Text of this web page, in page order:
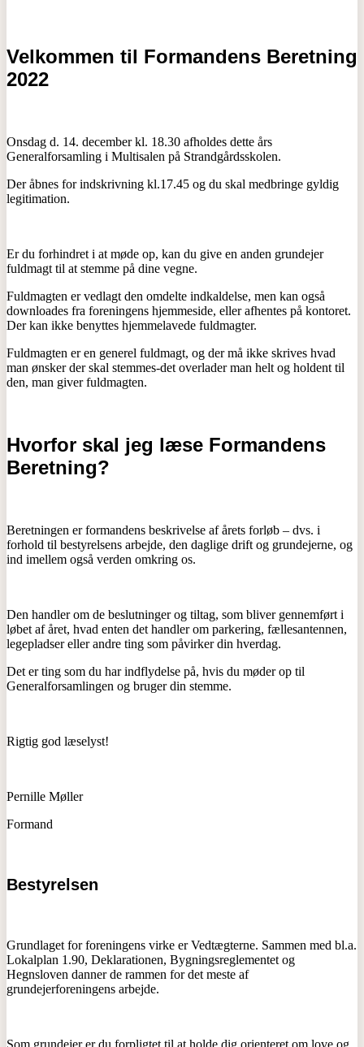
Velkommen til Formandens Beretning
2022
Onsdag d. 14. december kl. 18.30 afholdes dette års
Generalforsamling i Multisalen på Strandgårdsskolen.
Der åbnes for indskrivning kl.17.45 og du skal medbringe gyldig
legitimation.
Er du forhindret i at møde op, kan du give en anden grundejer
fuldmagt til at stemme på dine vegne.
Fuldmagten er vedlagt den omdelte indkaldelse, men kan også
downloades fra foreningens hjemmeside, eller afhentes på kontoret.
Der kan ikke benyttes hjemmelavede fuldmagter.
Fuldmagten er en generel fuldmagt, og der må ikke skrives hvad
man ønsker der skal stemmes-det overlader man helt og holdent til
den, man giver fuldmagten.
Hvorfor skal jeg læse Formandens
Beretning?
Beretningen er formandens beskrivelse af årets forløb – dvs. i
forhold til bestyrelsens arbejde, den daglige drift og grundejerne, og
ind imellem også verden omkring os.
Den handler om de beslutninger og tiltag, som bliver gennemført i
løbet af året, hvad enten det handler om parkering, fællesantennen,
legepladser eller andre ting som påvirker din hverdag.
Det er ting som du har indflydelse på, hvis du møder op til
Generalforsamlingen og bruger din stemme.
Rigtig god læselyst!
Pernille Møller
Formand
Bestyrelsen
Grundlaget for foreningens virke er Vedtægterne. Sammen med bl.a.
Lokalplan 1.90, Deklarationen, Bygningsreglementet og
Hegnsloven danner de rammen for det meste af
grundejerforeningens arbejde.
Som grundejer er du forpligtet til at holde dig orienteret om love og